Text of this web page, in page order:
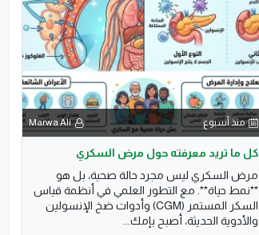
منذ أسبوع Marwa Ali
كل ما تريد معرفته حول مرض السكري
مرض السكري ليس مجرد حالة صحية، بل هو
**نمط حياة**. مع التطور العلمي في أنظمة قياس
السكر المستمر (CGM) وأدوات ضخ الإنسولين
والأدوية الحديثة، أصبح بإمك...